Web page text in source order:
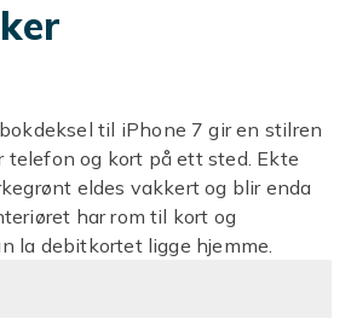
til iPhone 7 gir en stilren
telefon og kort på ett sted. Ekte
eldes vakkert og blir enda
har rom til kort og
la debitkortet ligge hjemme.